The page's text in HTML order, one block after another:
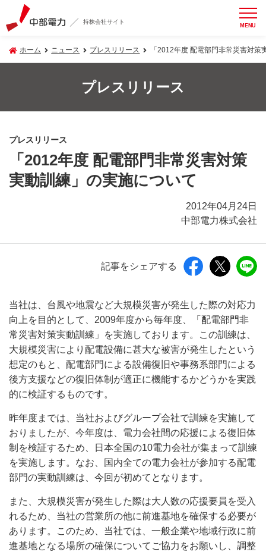
持株会社サイト MENU
ホーム ニュース プレスリリース 「2012年度 配電部門非常災害対策
プレスリリース
プレスリリース
「2012年度 配電部門非常災害対策
実動訓練」の実施について
2012年04月24日
中部電力株式会社
記事をシェアする
当社は、台風や地震など大規模災害が発生した際の対応力
向上を目的として、2009年度から毎年度、「配電部門非
常災害対策実動訓練」を実施しております。この訓練は、
大規模災害により配電設備に甚大な被害が発生したという
想定のもと、配電部門による設備復旧や事務系部門による
後方支援などの復旧体制が適正に機能するかどうかを実践
的に検証するものです。
昨年度までは、当社およびグループ会社で訓練を実施して
おりましたが、今年度は、電力会社間の応援による復旧体
制を検証するため、日本全国の10電力会社が集まって訓練
を実施します。なお、国内全ての電力会社が参加する配電
部門の実動訓練は、今回が初めてとなります。
また、大規模災害が発生した際は大人数の応援要員を受入
れるため、当社の営業所の他に前進基地を確保する必要が
あります。このため、当社では、一般企業や地域行政に前
進基地となる場所の確保についてご協力をお願いし、調整